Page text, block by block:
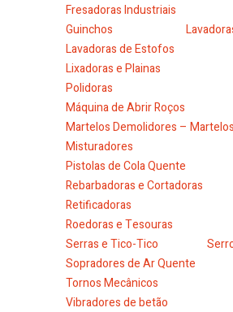
Fresadoras Industriais
Guinchos
Lavadoras de Estofos
Lixadoras e Plainas
Polidoras
Máquina de Abrir Roços
Martelos Demolidores –
Misturadores
Pistolas de Cola Quente
Rebarbadoras e Cortadoras
Retificadoras
Roedoras e Tesouras
Serras e Tico-Tico
Sopradores de Ar Quente
Tornos Mecânicos
Vibradores de betão